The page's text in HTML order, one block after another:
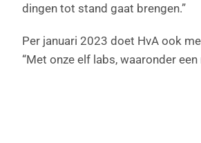
dingen tot stand gaat brengen.”
Per januari 2023 doet HvA ook
“Met onze elf labs, waaronder